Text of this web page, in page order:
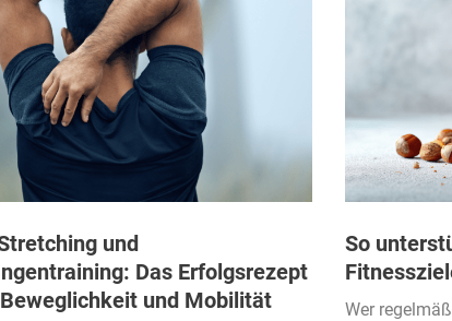
und
Das Erfolgsrezept
und Mobilität
So
Wer